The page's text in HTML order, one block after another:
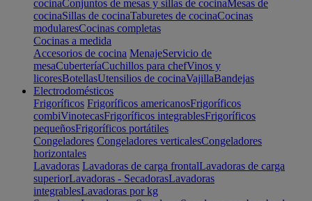
cocinaConjuntos de mesas y sillas de cocinaMesas de
cocinaSillas de cocinaTaburetes de cocinaCocinas
modularesCocinas completas
Cocinas a medida
Accesorios de cocina MenajeServicio de
mesaCuberteríaCuchillos para chefVinos y
licoresBotellasUtensilios de cocinaVajillaBandejas
Electrodomésticos
Frigoríficos Frigoríficos americanosFrigoríficos
combiVinotecasFrigoríficos integrablesFrigoríficos
pequeñosFrigoríficos portátiles
Congeladores Congeladores verticalesCongeladores
horizontales
Lavadoras Lavadoras de carga frontalLavadoras de carga
superiorLavadoras - SecadorasLavadoras
integrablesLavadoras por kg